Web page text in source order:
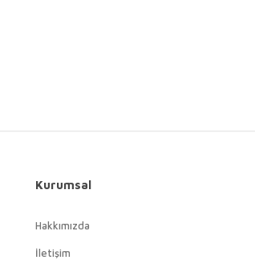
Kurumsal
Hakkımızda
İletişim